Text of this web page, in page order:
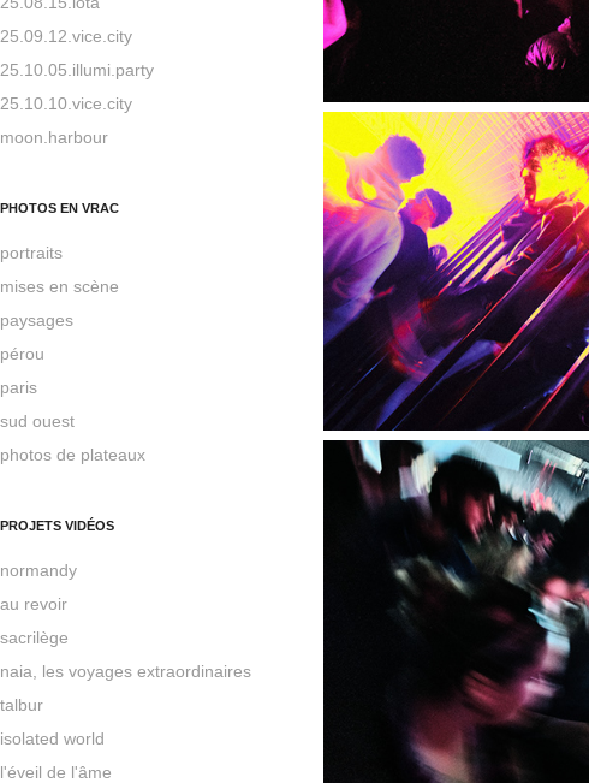
25.09.12.vice.city
25.10.05.illumi.party
25.10.10.vice.city
moon.harbour
PHOTOS EN VRAC
portraits
mises en scène
paysages
pérou
paris
sud ouest
photos de plateaux
PROJETS VIDÉOS
normandy
au revoir
sacrilège
naia, les voyages extraordinaires
talbur
isolated world
l'éveil de l'âme